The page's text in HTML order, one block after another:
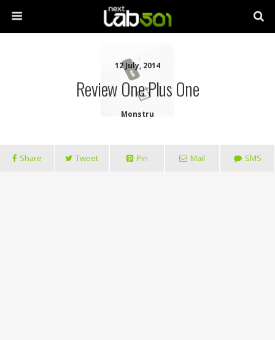
12 July, 2014
Review One Plus One
Monstru
Share Tweet Pin Mail SMS